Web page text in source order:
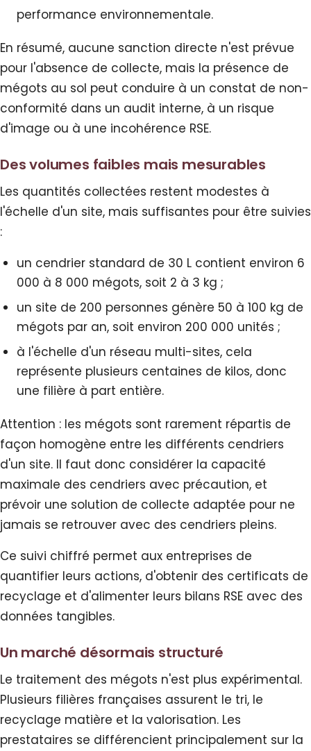
performance environnementale.
En résumé, aucune sanction directe n'est prévue
pour l'absence de collecte, mais la présence de
mégots au sol peut conduire à un constat de non-
conformité dans un audit interne, à un risque
d'image ou à une incohérence RSE.
Des volumes faibles mais mesurables
Les quantités collectées restent modestes à
l'échelle d'un site, mais suffisantes pour être suivies
:
un cendrier standard de 30 L contient environ 6
000 à 8 000 mégots, soit 2 à 3 kg ;
un site de 200 personnes génère 50 à 100 kg de
mégots par an, soit environ 200 000 unités ;
à l'échelle d'un réseau multi-sites, cela
représente plusieurs centaines de kilos, donc
une filière à part entière.
Attention : les mégots sont rarement répartis de
façon homogène entre les différents cendriers
d'un site. Il faut donc considérer la capacité
maximale des cendriers avec précaution, et
prévoir une solution de collecte adaptée pour ne
jamais se retrouver avec des cendriers pleins.
Ce suivi chiffré permet aux entreprises de
quantifier leurs actions, d'obtenir des certificats de
recyclage et d'alimenter leurs bilans RSE avec des
données tangibles.
Un marché désormais structuré
Le traitement des mégots n'est plus expérimental.
Plusieurs filières françaises assurent le tri, le
recyclage matière et la valorisation. Les
prestataires se différencient principalement sur la